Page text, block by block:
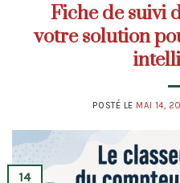
Fiche de suivi
votre solution
POSTÉ LE MAI 14,
14